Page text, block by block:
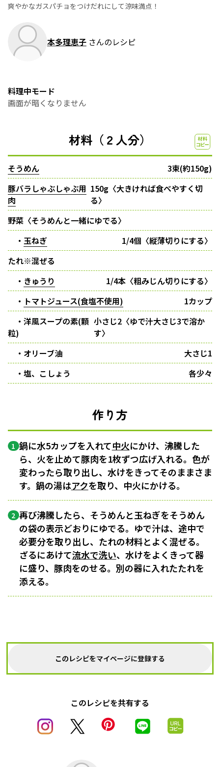
爽やかなガスパチョをつけだれにして涼味満点！
本多理恵子 さんのレシピ
料理中モード
画面が暗くなりません
材料（２人分）
そうめん
3束(約150g)
豚バラしゃぶしゃぶ用
肉
150g〈大きければ食べやすく切
る〉
野菜〈そうめんと一緒にゆでる〉
・ 玉ねぎ
1/4個〈縦薄切りにする〉
たれ※混ぜる
・ きゅうり
1/4本〈粗みじん切りにする〉
・ トマトジュース(食塩不使用)
1カップ
・洋風スープの素(顆
粒)
小さじ2〈ゆで汁大さじ3で溶か
す〉
・オリーブ油
大さじ1
・塩、こしょう
各少々
作り方
1 鍋に水5カップを入れて中火にかけ、沸騰した
ら、火を止めて豚肉を1枚ずつ広げ入れる。色が
変わったら取り出し、水けをきってそのままさま
す。鍋の湯はアクを取り、中火にかける。
2 再び沸騰したら、そうめんと玉ねぎをそうめん
の袋の表示どおりにゆでる。ゆで汁は、途中で
必要分を取り出し、たれの材料とよく混ぜる。
ざるにあけて流水で洗い、水けをよくきって器
に盛り、豚肉をのせる。別の器に入れたたれを
添える。
このレシピをマイページに登録する
このレシピを共有する